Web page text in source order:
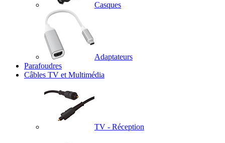
Casques
Adaptateurs
Parafoudres
Câbles TV et Multimédia
TV - Réception